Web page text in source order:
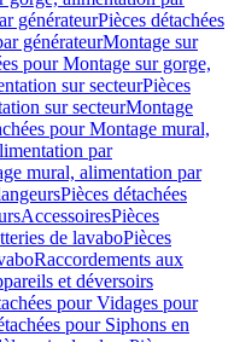
générateurPièces détachées
générateurMontage sur
pour Montage sur gorge,
sur secteurPièces
sur secteurMontage
pour Montage mural,
par
mural, alimentation par
Pièces détachées
AccessoiresPièces
de lavaboPièces
Raccordements aux
et déversoirs
pour Vidages pour
pour Siphons en